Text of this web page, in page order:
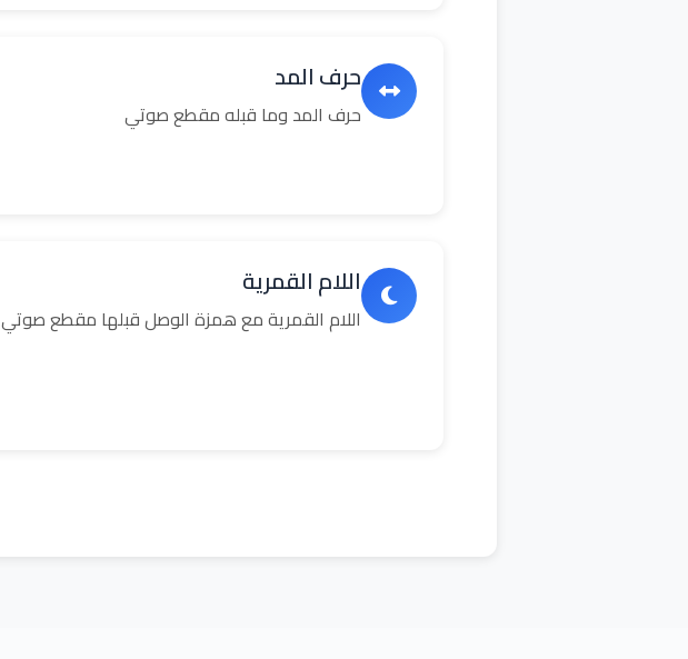
حرف المد
حرف المد وما قبله مقطع صوتي
اللام القمرية
اللام القمرية مع همزة الوصل قبلها مقطع صوتي